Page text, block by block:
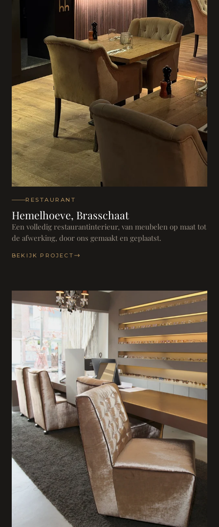
RESTAURANT
Hemelhoeve, Brasschaat
Een volledig restaurantinterieur, van meubelen op maat tot
de afwerking, door ons gemaakt en geplaatst.
BEKIJK PROJECT